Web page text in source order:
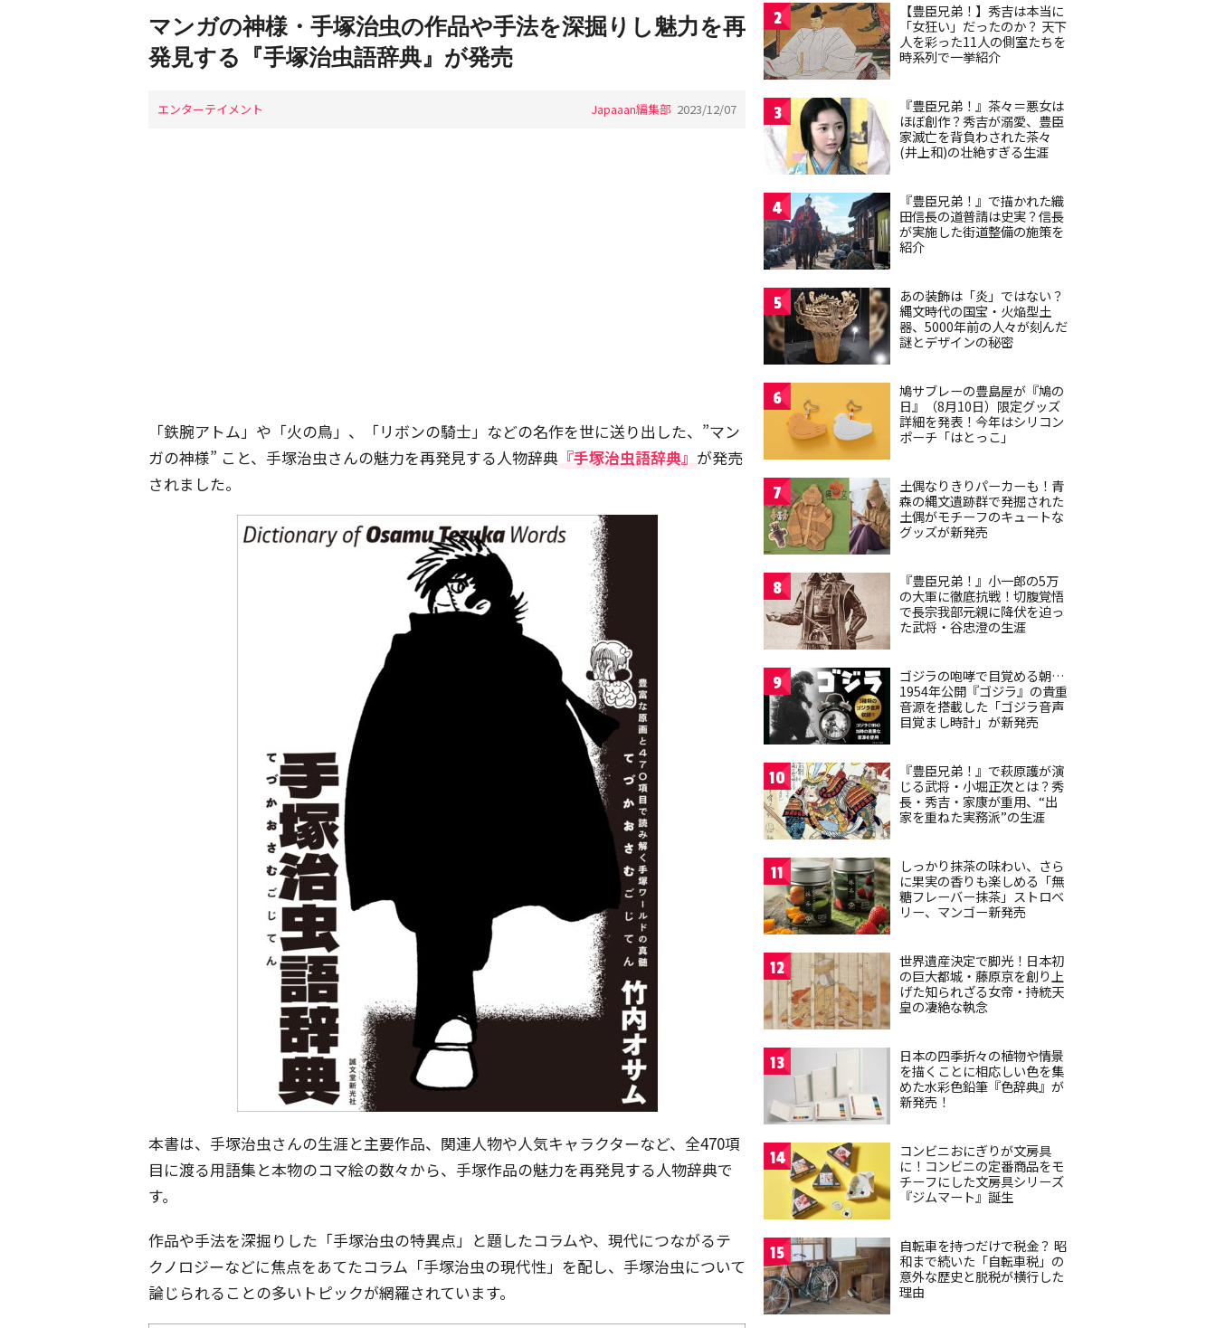
マンガの神様・手塚治虫の作品や手法を深掘りし魅力を再
発見する『手塚治虫語辞典』が発売
エンターテイメント Japaaan編集部 2023/12/07
「鉄腕アトム」や「火の鳥」、「リボンの騎士」などの名作を世に送り出した、”マン
ガの神様” こと、手塚治虫さんの魅力を再発見する人物辞典 『手塚治虫語辞典』 が発売
されました。
本書は、手塚治虫さんの生涯と主要作品、関連人物や人気キャラクターなど、全470項
目に渡る用語集と本物のコマ絵の数々から、手塚作品の魅力を再発見する人物辞典で
す。
作品や手法を深掘りした「手塚治虫の特異点」と題したコラムや、現代につながるテ
クノロジーなどに焦点をあてたコラム「手塚治虫の現代性」を配し、手塚治虫について
論じられることの多いトピックが網羅されています。
2
【豊臣兄弟！】秀吉は本当に
「女狂い」だったのか？ 天下
人を彩った11人の側室たちを
時系列で一挙紹介
3
『豊臣兄弟！』茶々＝悪女は
ほぼ創作？秀吉が溺愛、豊臣
家滅亡を背負わされた茶々
(井上和)の壮絶すぎる生涯
4
『豊臣兄弟！』で描かれた織
田信長の道普請は史実？信長
が実施した街道整備の施策を
紹介
5
あの装飾は「炎」ではない？
縄文時代の国宝・火焔型土
器、5000年前の人々が刻んだ
謎とデザインの秘密
6
鳩サブレーの豊島屋が『鳩の
日』（8月10日）限定グッズ
詳細を発表！今年はシリコン
ポーチ「はとっこ」
7
土偶なりきりパーカーも！青
森の縄文遺跡群で発掘された
土偶がモチーフのキュートな
グッズが新発売
8
『豊臣兄弟！』小一郎の5万
の大軍に徹底抗戦！切腹覚悟
で長宗我部元親に降伏を迫っ
た武将・谷忠澄の生涯
9
ゴジラの咆哮で目覚める朝…
1954年公開『ゴジラ』の貴重
音源を搭載した「ゴジラ音声
目覚まし時計」が新発売
10
『豊臣兄弟！』で萩原護が演
じる武将・小堀正次とは？秀
長・秀吉・家康が重用、“出
家を重ねた実務派”の生涯
11
しっかり抹茶の味わい、さら
に果実の香りも楽しめる「無
糖フレーバー抹茶」ストロベ
リー、マンゴー新発売
12
世界遺産決定で脚光！日本初
の巨大都城・藤原京を創り上
げた知られざる女帝・持統天
皇の凄絶な執念
13
日本の四季折々の植物や情景
を描くことに相応しい色を集
めた水彩色鉛筆『色辞典』が
新発売！
14
コンビニおにぎりが文房具
に！コンビニの定番商品をモ
チーフにした文房具シリーズ
『ジムマート』誕生
15
自転車を持つだけで税金？ 昭
和まで続いた「自転車税」の
意外な歴史と脱税が横行した
理由